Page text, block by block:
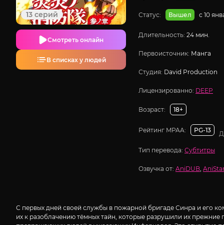
13 серий
Смотреть онлайн
В списках у людей
Статус: Вышел с 10
Длительность: 24 мин.
Первоисточник: Манга
Студия: David Production
Лицензированно: DEEP
Возраст: 18+
Рейтинг MPAA: PG-13
Тип перевода: Субтитры
Озвучка от: AniDUB,
С первых дней своей службы в пожарной бригаде Синра и его
их к разоблачению тёмных тайн, которые разрушили их прежние